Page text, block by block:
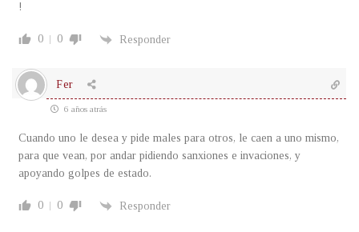
!
0 0 Responder
Fer
6 años atrás
Cuando uno le desea y pide males para otros, le caen a uno mismo,
para que vean, por andar pidiendo sanxiones e invaciones, y
apoyando golpes de estado.
0 0 Responder